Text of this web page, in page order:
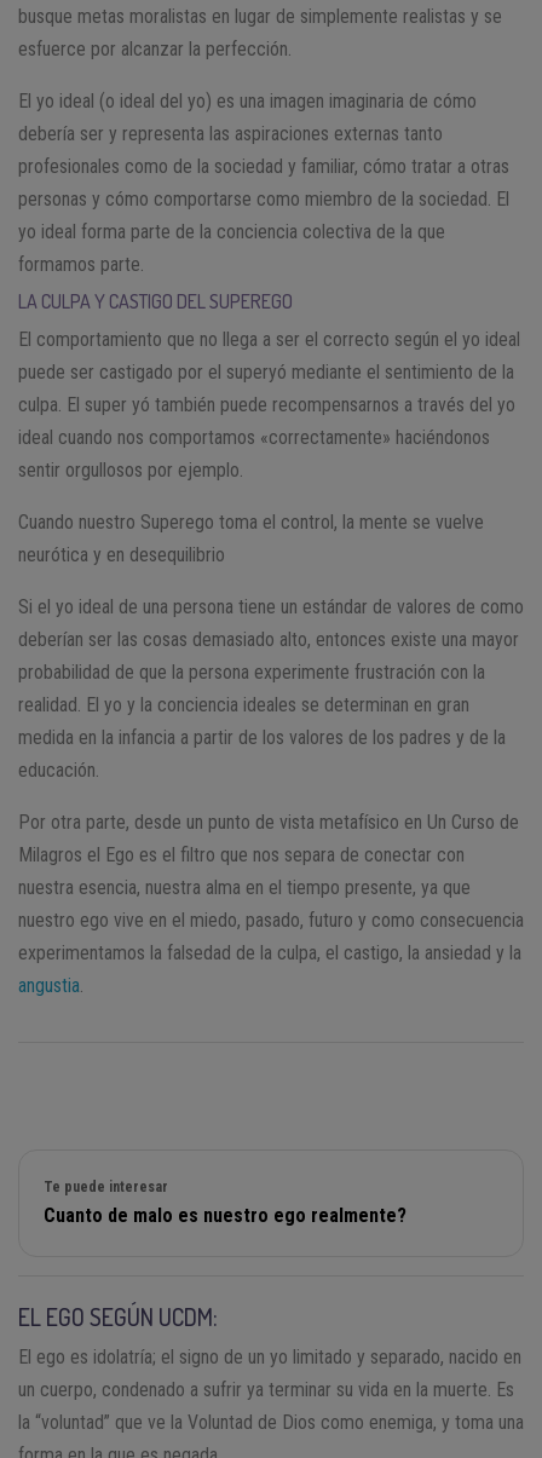
busque metas moralistas en lugar de simplemente realistas y se
esfuerce por alcanzar la perfección.
El yo ideal (o ideal del yo) es una imagen imaginaria de cómo
debería ser y representa las aspiraciones externas tanto
profesionales como de la sociedad y familiar, cómo tratar a otras
personas y cómo comportarse como miembro de la sociedad. El
yo ideal forma parte de la conciencia colectiva de la que
formamos parte.
LA CULPA Y CASTIGO DEL SUPEREGO
El comportamiento que no llega a ser el correcto según el yo ideal
puede ser castigado por el superyó mediante el sentimiento de la
culpa. El super yó también puede recompensarnos a través del yo
ideal cuando nos comportamos «correctamente» haciéndonos
sentir orgullosos por ejemplo.
Cuando nuestro Superego toma el control, la mente se vuelve
neurótica y en desequilibrio
Si el yo ideal de una persona tiene un estándar de valores de como
deberían ser las cosas demasiado alto, entonces existe una mayor
probabilidad de que la persona experimente frustración con la
realidad. El yo y la conciencia ideales se determinan en gran
medida en la infancia a partir de los valores de los padres y de la
educación.
Por otra parte, desde un punto de vista metafísico en Un Curso de
Milagros el Ego es el filtro que nos separa de conectar con
nuestra esencia, nuestra alma en el tiempo presente, ya que
nuestro ego vive en el miedo, pasado, futuro y como consecuencia
experimentamos la falsedad de la culpa, el castigo, la ansiedad y la
angustia
Te puede interesar
Cuanto de malo es nuestro ego realmente?
EL EGO SEGÚN UCDM:
El ego es idolatría; el signo de un yo limitado y separado, nacido en
un cuerpo, condenado a sufrir ya terminar su vida en la muerte. Es
la “voluntad” que ve la Voluntad de Dios como enemiga, y toma una